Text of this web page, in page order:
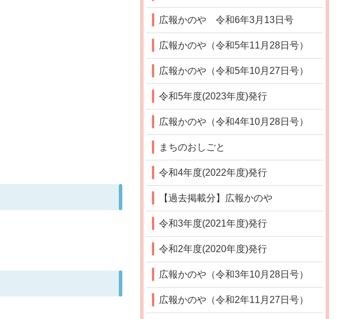
広報かのや 令和6年3月13日号
広報かのや（令和5年11月28日号）
広報かのや（令和5年10月27日号）
令和5年度(2023年度)発行
広報かのや（令和4年10月28日号）
まちのおしごと
令和4年度(2022年度)発行
【過去掲載分】広報かのや
令和3年度(2021年度)発行
令和2年度(2020年度)発行
広報かのや（令和3年10月28日号）
広報かのや（令和2年11月27日号）